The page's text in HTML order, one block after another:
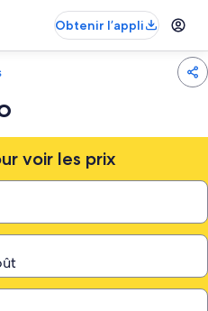
Obtenir l’appli
voir les prix